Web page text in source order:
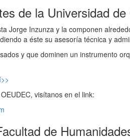
de la Universidad
Jorge Inzunza y la componen
a éste su asesoría técnica y
y que dominen un instrumento
visítanos en el link:
de